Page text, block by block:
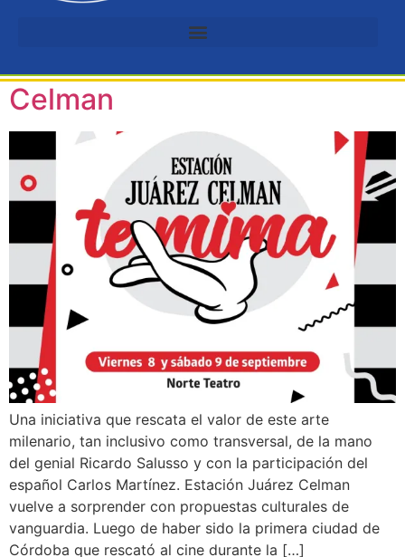
Encuentro Internacional de
Celman
Una iniciativa que rescata el valor de este arte
milenario, tan inclusivo como transversal, de la mano
del genial Ricardo Salusso y con la participación del
español Carlos Martínez. Estación Juárez Celman
vuelve a sorprender con propuestas culturales de
vanguardia. Luego de haber sido la primera ciudad de
Córdoba que rescató al cine durante la […]